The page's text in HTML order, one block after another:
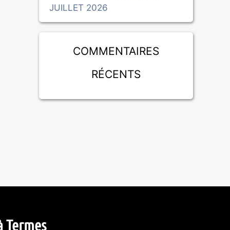
JUILLET 2026
Commentaires
récents
Termes